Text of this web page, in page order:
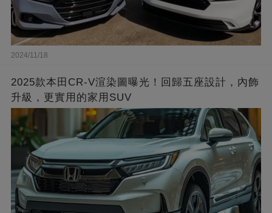
2024/11/18
2025款本田CR-V渲染圖曝光！回歸五座設計，內飾
升級，更實用的家用SUV